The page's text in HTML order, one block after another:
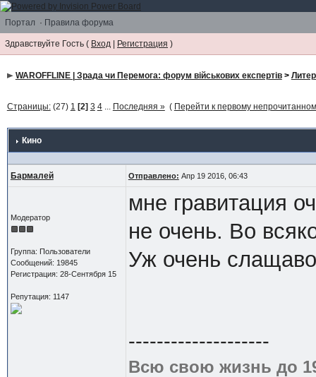
Портал · Правила форума
Здравствуйте Гость ( Вход | Регистрация )
WAROFFLINE | Зрада чи Перемога: форум військових експертів>
Страницы:(27) 1 [2] 3 4... Последняя » ( Перейти к первому
Кино
Бармалей Отправлено: Апр 19 2016, 06:43
Модератор
Группа: Пользователи
Сообщений: 19845
Регистрация: 28-Сентября 15
Репутация: 1147
мне гравитация
не очень. Во
Уж очень
--------------------
Всю свою жизнь до